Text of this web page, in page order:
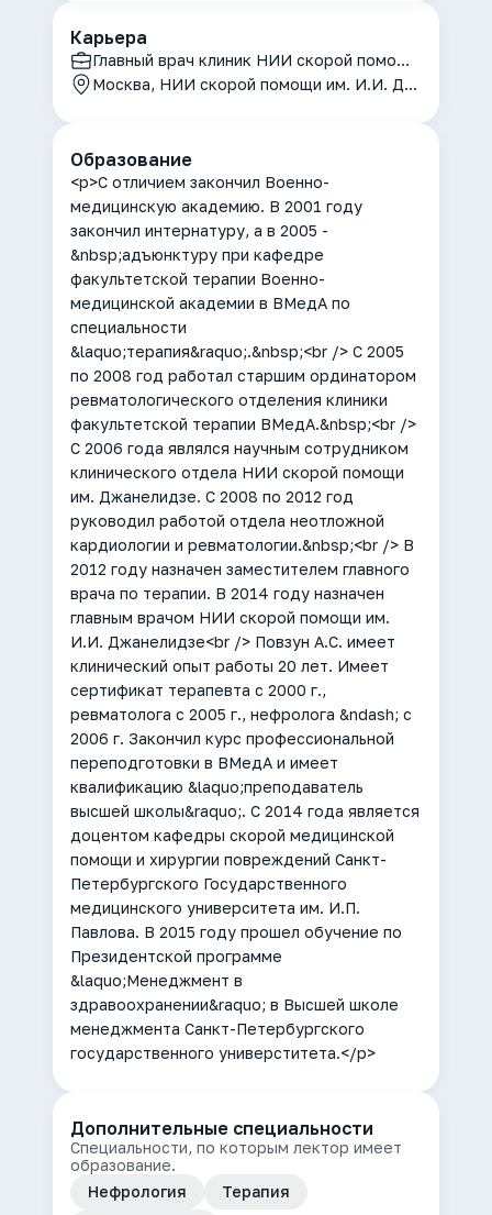
Карьера
Главный врач клиник НИИ скорой помощи им. И.И. Джанелидзе
Москва, НИИ скорой помощи им. И.И. Джанелидзе
Образование
<p>С отличием закончил Военно-
медицинскую академию. В 2001 году
закончил интернатуру, а в 2005 -
&nbsp;адъюнктуру при кафедре
факультетской терапии Военно-
медицинской академии в ВМедА по
специальности
&laquo;терапия&raquo;.&nbsp;<br /> С 2005
по 2008 год работал старшим ординатором
ревматологического отделения клиники
факультетской терапии ВМедА.&nbsp;<br />
С 2006 года являлся научным сотрудником
клинического отдела НИИ скорой помощи
им. Джанелидзе. С 2008 по 2012 год
руководил работой отдела неотложной
кардиологии и ревматологии.&nbsp;<br /> В
2012 году назначен заместителем главного
врача по терапии. В 2014 году назначен
главным врачом НИИ скорой помощи им.
И.И. Джанелидзе<br /> Повзун А.С. имеет
клинический опыт работы 20 лет. Имеет
сертификат терапевта с 2000 г.,
ревматолога с 2005 г., нефролога &ndash; с
2006 г. Закончил курс профессиональной
переподготовки в ВМедА и имеет
квалификацию &laquo;преподаватель
высшей школы&raquo;. С 2014 года является
доцентом кафедры скорой медицинской
помощи и хирургии повреждений Санкт-
Петербургского Государственного
медицинского университета им. И.П.
Павлова. В 2015 году прошел обучение по
Президентской программе
&laquo;Менеджмент в
здравоохранении&raquo; в Высшей школе
менеджмента Санкт-Петербургского
государственного универститета.</p>
Дополнительные специальности
Специальности, по которым лектор имеет
образование.
Нефрология
Терапия